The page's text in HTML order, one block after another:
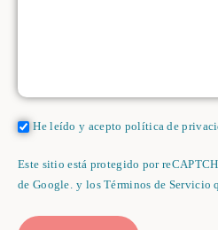
He leído y acepto política de
Este sitio está protegido por
de Google. y losTérminos de Servicio